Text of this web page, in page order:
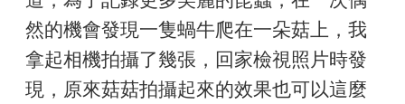
然的機會發現一隻蝸牛爬在一朵菇上，我
拿起相機拍攝了幾張，回家檢視照片時發
現，原來菇菇拍攝起來的效果也可以這麼